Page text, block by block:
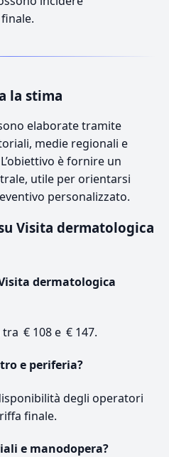
la stima
elaborate tramite
medie regionali e
è fornire un
utile per orientarsi
personalizzato.
Visita dermatologica
dermatologica
€ 108 e € 147.
e periferia?
degli operatori
finale.
e manodopera?